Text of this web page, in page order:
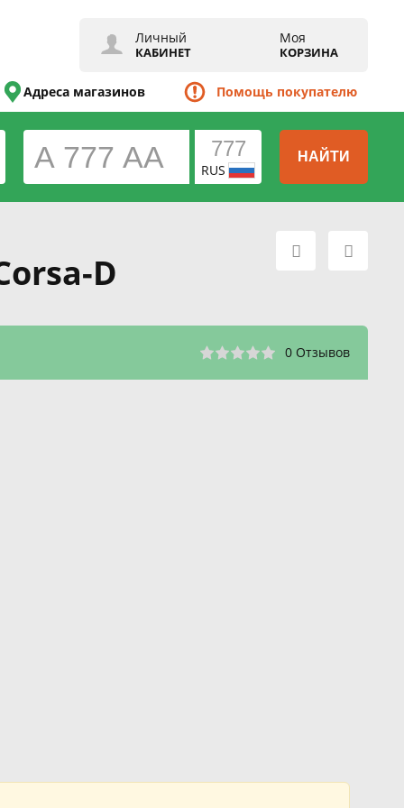
Личный
КАБИНЕТ
Моя
КОРЗИНА
Адреса магазинов Помощь покупателю
RUS
НАЙТИ
D
0 Отзывов